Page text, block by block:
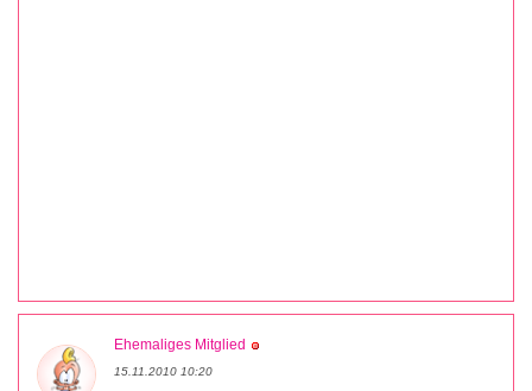
Ehemaliges Mitglied
15.11.2010 10:20